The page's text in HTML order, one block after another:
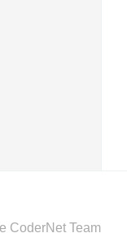
CoderNet Team